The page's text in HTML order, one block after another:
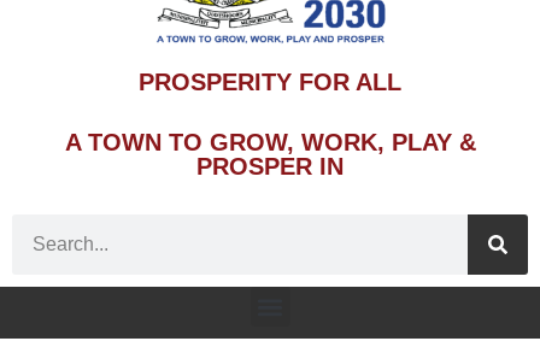
PROSPERITY FOR ALL
A TOWN TO GROW, WORK, PLAY &
PROSPER IN